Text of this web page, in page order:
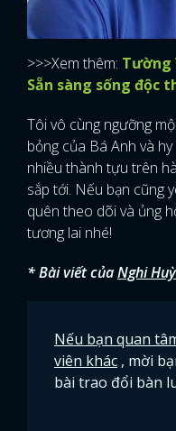
>>>Xem thêm: Tường
Sẵn sàng sống độc
Tôi vô cùng ngưỡng
bỏng của Bá Anh và
nhiều thành tựu trên
sắp tới. Nếu bạn cũng
quên theo dõi và ủng
tương lai nhé!
* Bài viết củaNghi
Nếu bạn quan
viên khác , mời
bài trao đổi bàn